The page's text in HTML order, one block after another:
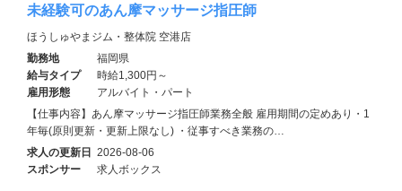
未経験可のあん摩マッサージ指圧師
ほうしゅやまジム・整体院 空港店
勤務地
福岡県
給与タイプ
時給1,300円～
雇用形態
アルバイト・パート
【仕事内容】あん摩マッサージ指圧師業務全般 雇用期間の定めあり・1
年毎(原則更新・更新上限なし) ・従事すべき業務の…
求人の更新日 2026-08-06
スポンサー
求人ボックス